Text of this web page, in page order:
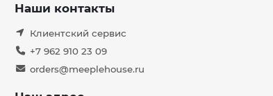
Наши контакты
Клиентский сервис
+7 962 910 23 09
orders@meeplehouse.ru